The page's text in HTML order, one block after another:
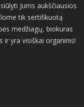
Jums aukščiausios
tik sertifikuotą
medžiagų, biokuras
ir yra visiškai organinis!